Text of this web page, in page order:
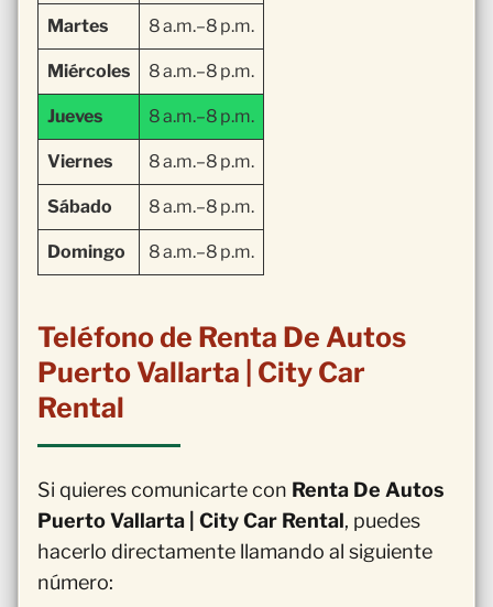
Martes 8 a.m.–8 p.m.
Miércoles 8 a.m.–8 p.m.
Jueves 8 a.m.–8 p.m.
Viernes 8 a.m.–8 p.m.
Sábado 8 a.m.–8 p.m.
Domingo 8 a.m.–8 p.m.
Teléfono de Renta De Autos
Puerto Vallarta | City Car
Rental
Si quieres comunicarte con Renta De Autos
Puerto Vallarta | City Car Rental, puedes
hacerlo directamente llamando al siguiente
número: